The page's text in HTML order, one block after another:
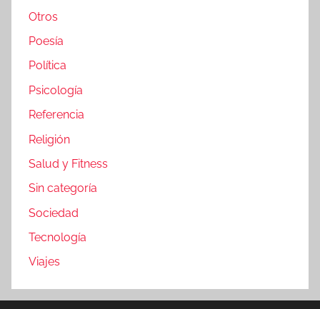
Otros
Poesía
Política
Psicología
Referencia
Religión
Salud y Fitness
Sin categoría
Sociedad
Tecnología
Viajes